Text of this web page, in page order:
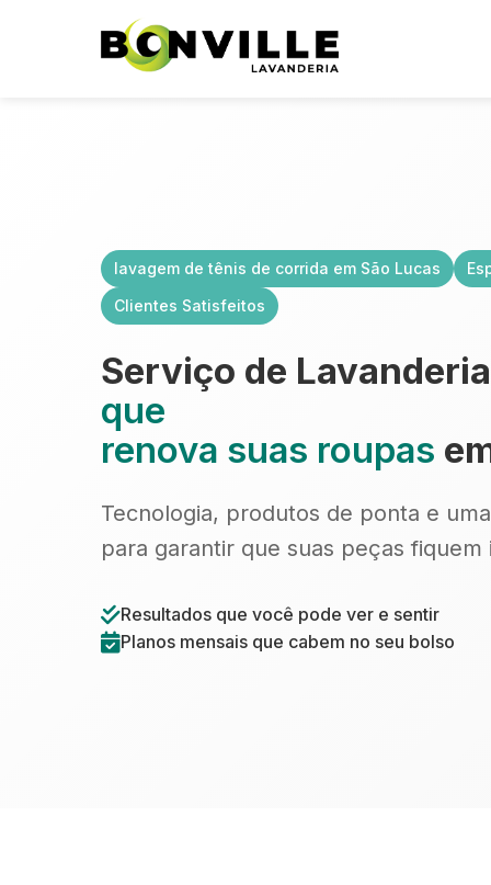
lavagem de tênis de corrida em São Lucas
Clientes Satisfeitos
Serviço de
que
renova suas roupas
Tecnologia, produtos de ponta e
para garantir que suas peças fiquem
Resultados que você pode ver e sentir
Planos mensais que cabem no seu bolso